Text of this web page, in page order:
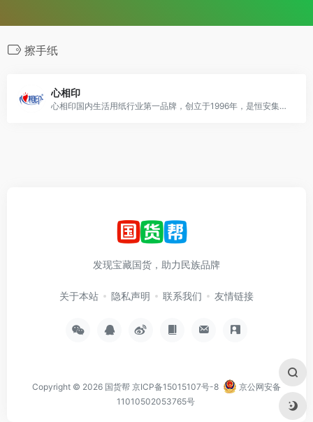
擦手纸
心相印
心相印国内生活用纸行业第一品牌，创立于1996年，是恒安集团的主导生活用纸产品
发现宝藏国货，助力民族品牌
关于本站 隐私声明 联系我们 友情链接
Copyright © 2026 国货帮 京ICP备15015107号-8
京公网安备
11010502053765号